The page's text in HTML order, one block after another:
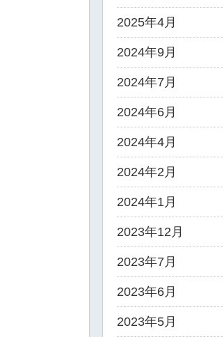
2025年4月
2024年9月
2024年7月
2024年6月
2024年4月
2024年2月
2024年1月
2023年12月
2023年7月
2023年6月
2023年5月